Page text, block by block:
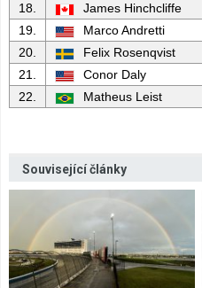
18.
James Hinchcliffe
19.
Marco Andretti
20.
Felix Rosenqvist
21.
Conor Daly
22.
Matheus Leist
Související články